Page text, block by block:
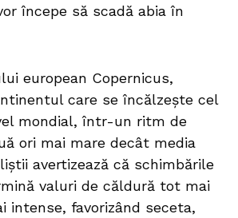
începe să scadă abia în
european Copernicus,
care se încălzește cel
mondial, într-un ritm de
ori mai mare decât media
avertizează că schimbările
valuri de căldură tot mai
intense, favorizând seceta,